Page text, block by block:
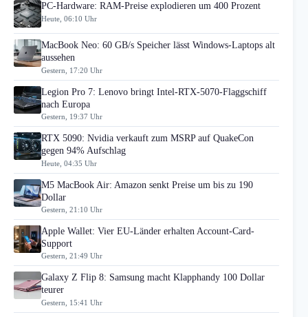
PC-Hardware: RAM-Preise explodieren um 400 Prozent
Heute, 06:10 Uhr
MacBook Neo: 60 GB/s Speicher lässt Windows-Laptops alt
aussehen
Gestern, 17:20 Uhr
Legion Pro 7: Lenovo bringt Intel-RTX-5070-Flaggschiff
nach Europa
Gestern, 19:37 Uhr
RTX 5090: Nvidia verkauft zum MSRP auf QuakeCon
gegen 94% Aufschlag
Heute, 04:35 Uhr
M5 MacBook Air: Amazon senkt Preise um bis zu 190
Dollar
Gestern, 21:10 Uhr
Apple Wallet: Vier EU-Länder erhalten Account-Card-
Support
Gestern, 21:49 Uhr
Galaxy Z Flip 8: Samsung macht Klapphandy 100 Dollar
teurer
Gestern, 15:41 Uhr